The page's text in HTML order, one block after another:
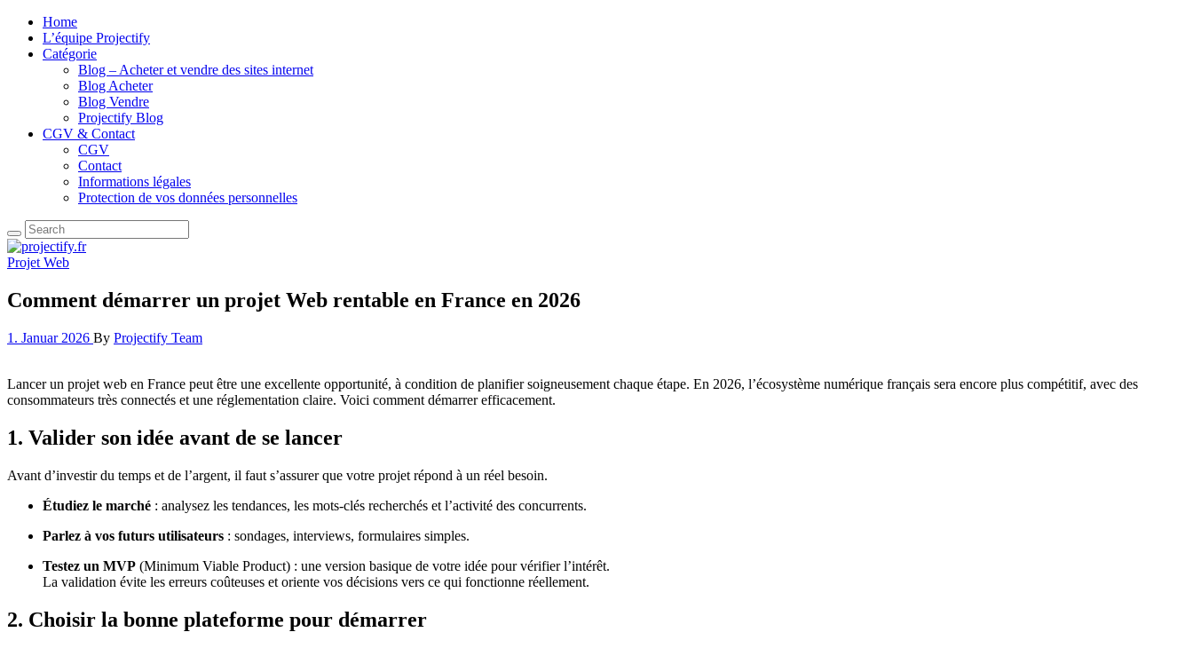
Home
L’équipe Projectify
Catégorie
Blog – Acheter et vendre des sites internet
Blog Acheter
Blog Vendre
Projectify Blog
CGV & Contact
CGV
Contact
Informations légales
Protection de vos données personnelles
Projet Web
Comment démarrer un projet Web rentable en France en 2026
1. Januar 2026 By Projectify Team
Lancer un projet web en France peut être une excellente opportunité, à condition de planifier soigneusement chaque étape. En 2026, l’écosystème numérique français sera encore plus compétitif, avec des
consommateurs très connectés et une réglementation claire. Voici comment démarrer efficacement.
1. Valider son idée avant de se lancer
Avant d’investir du temps et de l’argent, il faut s’assurer que votre projet répond à un réel besoin.
Étudiez le marché : analysez les tendances, les mots-clés recherchés et l’activité des concurrents.
Parlez à vos futurs utilisateurs : sondages, interviews, formulaires simples.
Testez un MVP (Minimum Viable Product) : une version basique de votre idée pour vérifier l’intérêt.
La validation évite les erreurs coûteuses et oriente vos décisions vers ce qui fonctionne réellement.
2. Choisir la bonne plateforme pour démarrer